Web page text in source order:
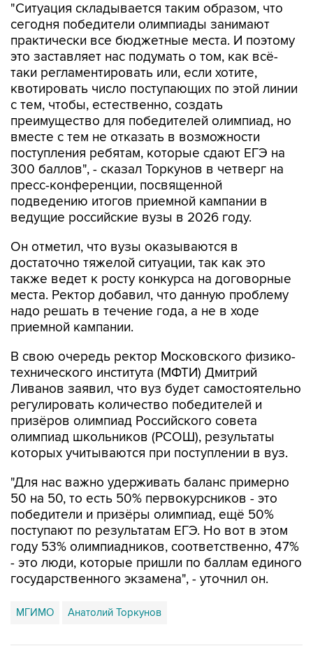
"Ситуация складывается таким образом, что
сегодня победители олимпиады занимают
практически все бюджетные места. И поэтому
это заставляет нас подумать о том, как всё-
таки регламентировать или, если хотите,
квотировать число поступающих по этой линии
с тем, чтобы, естественно, создать
преимущество для победителей олимпиад, но
вместе с тем не отказать в возможности
поступления ребятам, которые сдают ЕГЭ на
300 баллов", - сказал Торкунов в четверг на
пресс-конференции, посвященной
подведению итогов приемной кампании в
ведущие российские вузы в 2026 году.
Он отметил, что вузы оказываются в
достаточно тяжелой ситуации, так как это
также ведет к росту конкурса на договорные
места. Ректор добавил, что данную проблему
надо решать в течение года, а не в ходе
приемной кампании.
В свою очередь ректор Московского физико-
технического института (МФТИ) Дмитрий
Ливанов заявил, что вуз будет самостоятельно
регулировать количество победителей и
призёров олимпиад Российского совета
олимпиад школьников (РСОШ), результаты
которых учитываются при поступлении в вуз.
"Для нас важно удерживать баланс примерно
50 на 50, то есть 50% первокурсников - это
победители и призёры олимпиад, ещё 50%
поступают по результатам ЕГЭ. Но вот в этом
году 53% олимпиадников, соответственно, 47%
- это люди, которые пришли по баллам единого
государственного экзамена", - уточнил он.
МГИМО Анатолий Торкунов